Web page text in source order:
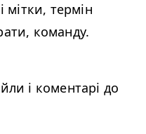
мітки, термін
команду.
і коментарі до